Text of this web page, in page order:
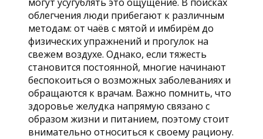
облегчения люди прибегают к различным
методам: от чаёв с мятой и имбирём до
физических упражнений и прогулок на
свежем воздухе. Однако, если тяжесть
становится постоянной, многие начинают
беспокоиться о возможных заболеваниях и
обращаются к врачам. Важно помнить, что
здоровье желудка напрямую связано с
образом жизни и питанием, поэтому стоит
внимательно относиться к своему рациону.